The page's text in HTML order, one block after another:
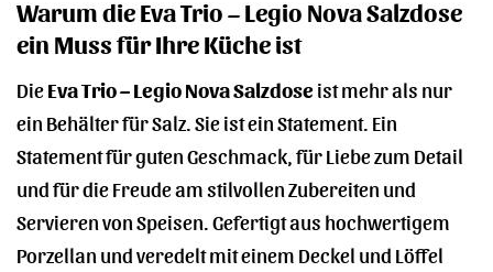
Warum die Eva Trio – Legio Nova Salzdose
ein Muss für Ihre Küche ist
DieEva Trio – Legio Nova Salzdoseist mehr als nur
ein Behälter für Salz. Sie ist ein Statement. Ein
Statement für guten Geschmack, für Liebe zum Detail
und für die Freude am stilvollen Zubereiten und
Servieren von Speisen. Gefertigt aus hochwertigem
Porzellan und veredelt mit einem Deckel und Löffel